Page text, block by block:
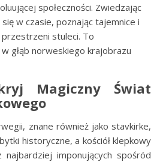
społeczności. Zwiedzając
w czasie, poznając tajemnice i
przestrzeni stuleci. To
głąb norweskiego krajobrazu
Magiczny Świat
znane również jako stavkirke,
historyczne, a kościół klepkowy
imponujących spośród